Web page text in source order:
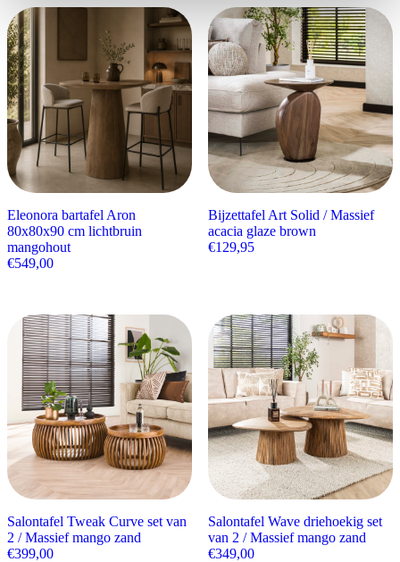
Eleonora bartafel Aron
80x80x90 cm lichtbruin
mangohout
€549,00
Bijzettafel Art Solid / Massief
acacia glaze brown
€129,95
Salontafel Tweak Curve set van
2 / Massief mango zand
€399,00
Salontafel Wave driehoekig set
van 2 / Massief mango zand
€349,00